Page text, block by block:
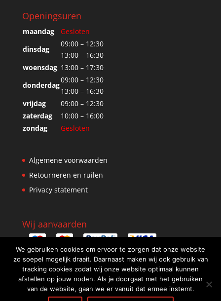
Openingsuren
maandag
Gesloten
dinsdag
09:00 – 12:30
13:00 – 16:30
woensdag 13:00 – 17:30
donderdag
09:00 – 12:30
13:00 – 16:30
vrijdag
09:00 – 12:30
zaterdag
10:00 – 16:00
zondag
Gesloten
Algemene voorwaarden
Retourneren en ruilen
Privacy statement
Wij aanvaarden
We gebruiken cookies om ervoor te zorgen dat onze website
zo soepel mogelijk draait. Daarnaast maken wij ook gebruik van
tracking cookies zodat wij onze website optimaal kunnen
afstellen op jouw noden. Als je doorgaat met het gebruiken
van de website, gaan we er vanuit dat ermee instemt.